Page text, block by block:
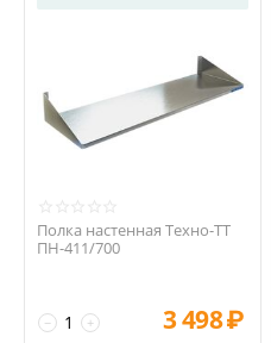
Полка настенная Техно-ТТ
ПН-411/700
+
− 3 498₽